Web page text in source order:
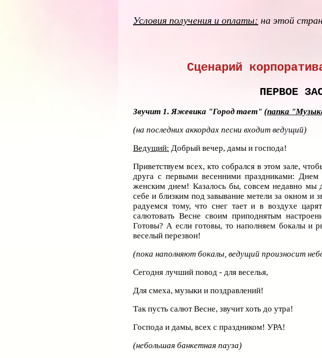
Условия получения и оплаты: на этой
Сценарий
ПЕРВОЕ
Звучит 1. Яжевика "Город тает" (папка
(на последних аккордах песни входит ведущий)
Ведущий: Добрый вечер, дамы и господа!
Приветствуем всех, кто собрался в этом зале,
друга с первыми весенними праздниками:
женским днем! Казалось бы, совсем недавно мы
себе и близким под завывание метели за окном и
радуемся тому, что снег тает и в воздухе
салютовать Весне своим приподнятым
Готовы? А если готовы, то наполняем бокалы и
веселый перезвон!
(пока наполняют бокалы, ведущий произносит
Сегодня лучший повод - для веселья,
Для смеха, музыки и поздравлений!
Так пусть салют Весне, звучит хоть до утра!
Господа и дамы, всех с праздником! УРА!
(небольшая банкетная пауза)